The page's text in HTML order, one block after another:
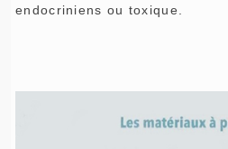
endocriniens ou toxique.